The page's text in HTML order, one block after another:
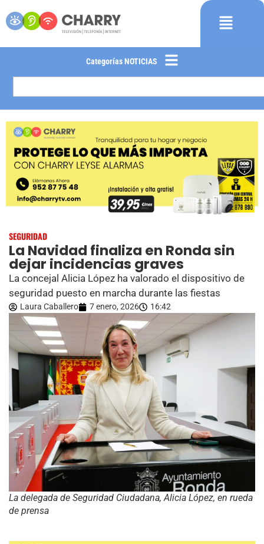
Categorías NOTICIAS
SEGURIDAD
La Navidad finaliza en Ronda sin
dejar incidencias graves
La concejal Alicia López ha valorado el dispositivo de
seguridad puesto en marcha durante las fiestas
Laura Caballero 7 enero, 2026 16:42
La delegada de Seguridad Ciudadana, Alicia López, en rueda
de prensa